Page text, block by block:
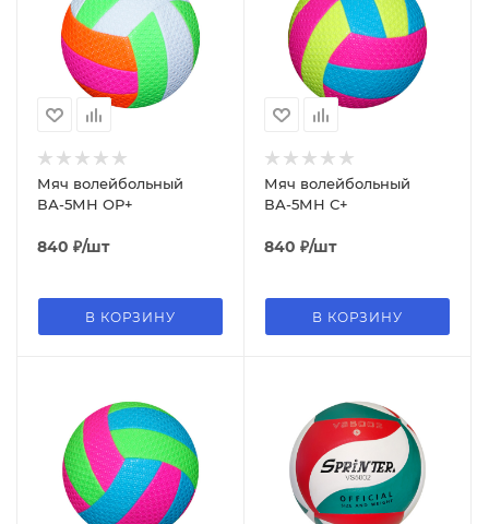
Мяч волейбольный
ВА-5МН ОР+
840 ₽/шт
В КОРЗИНУ
Мяч волейбольный
ВА-5МН С+
840 ₽/шт
В КОРЗИНУ